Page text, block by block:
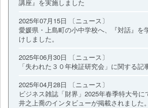
講座』を実施しました
2025年07月15日 〔ニュース〕
愛媛県・上島町の小中学校へ、『対話』を
けしました。
2025年06月30日 〔ニュース〕
「失われた３０年検証研究会」に関する記
2025年04月28日 〔ニュース〕
ビジネス雑誌「財界」2025年春季特大号
井之上喬のインタビューが掲載されました。